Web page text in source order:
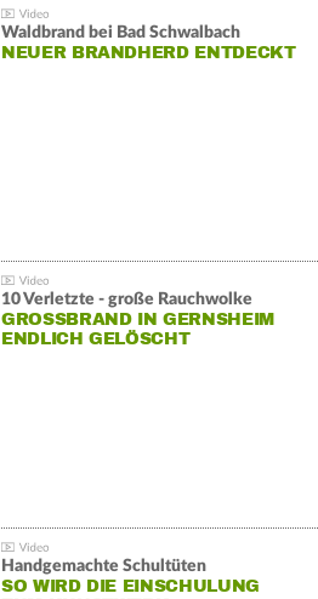
Waldbrand bei Bad Schwalbach
NEUER BRANDHERD ENTDECKT
10 Verletzte - große Rauchwolke
GROSSBRAND IN GERNSHEIM E
NDLICH GELÖSCHT
Handgemachte Schultüten
SO WIRD DIE EINSCHULUNG